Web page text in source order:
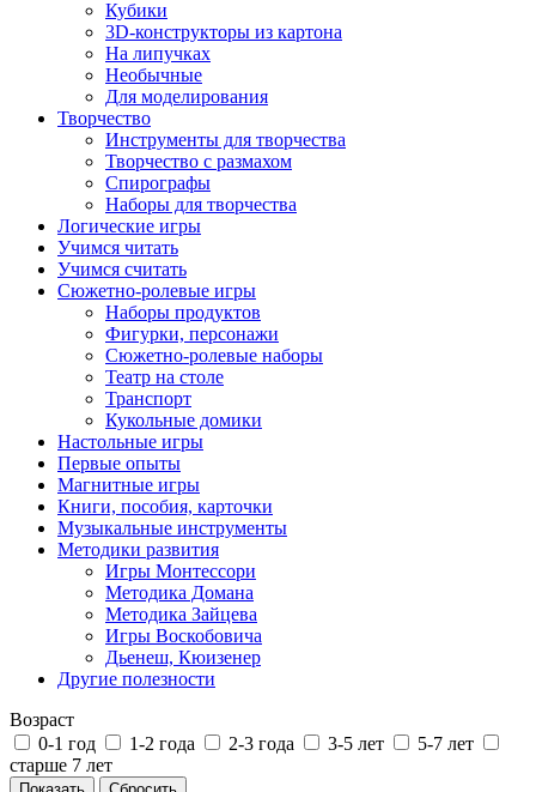
Кубики
3D-конструкторы из картона
На липучках
Необычные
Для моделирования
Творчество
Инструменты для творчества
Творчество с размахом
Спирографы
Наборы для творчества
Логические игры
Учимся читать
Учимся считать
Сюжетно-ролевые игры
Наборы продуктов
Фигурки, персонажи
Сюжетно-ролевые наборы
Театр на столе
Транспорт
Кукольные домики
Настольные игры
Первые опыты
Магнитные игры
Книги, пособия, карточки
Музыкальные инструменты
Методики развития
Игры Монтессори
Методика Домана
Методика Зайцева
Игры Воскобовича
Дьенеш, Кюизенер
Другие полезности
Возраст
0-1 год
1-2 года 2-3 года 3-5 лет
5-7 лет
старше 7 лет